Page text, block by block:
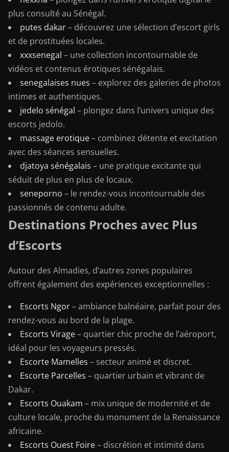
plus consulté au Sénégal.
putes dakar– découvrez une sélection d’escort girls
et de prostituées locales.
xxxsenegal – une collection incontournable de
vidéos et contenus érotiques sénégalais.
senegalaises nues – explorez des galeries de photos
intimes et authentiques.
jedelo sénégal – plongez dans l’univers unique des
escorts jedolo.
massage erotique– combinez détente et excitation
avec des séances sensuelles.
djatoya sénégalais – une pratique excitante qui
séduit de plus en plus de locaux.
seneporno – le rendez-vous incontournable des
passionnés de contenu adulte.
Destinations Proches avec Plus
d’Escorts
Autour des Almadies, d’autres zones populaires
offrent également des expériences exceptionnelles :
Escorts Ngor– ambiance balnéaire, parfait pour des
rendez-vous au bord de la plage.
Escorts Virage– quartier chic proche de l’aéroport,
idéal pour les voyageurs pressés.
Escorte Mamelles – secteur animé et discret.
Escorte Parcelles – quartier urbain et vibrant de
Dakar.
Escorts Ouakam – mix unique de modernité et de
culture locale, proche du monument de la Renaissance
africaine.
Escorts Ouest Foire– discrétion et intimité dans